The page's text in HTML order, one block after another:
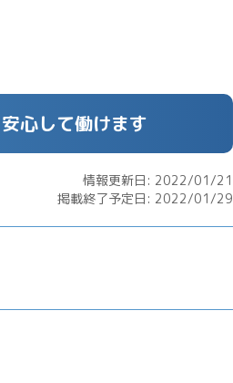
心して働けます
情報更新日: 2022/01/21
掲載終了予定日: 2022/01/29